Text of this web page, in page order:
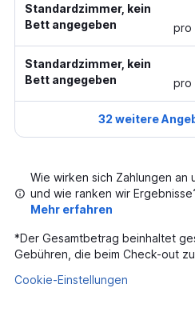
Standardzimmer, kein
Bett angegeben
pro
Standardzimmer, kein
Bett angegeben
pro
32 weitere
Wie wirken sich Zahlungen an
und wie ranken wir
Mehr erfahren
*Der Gesamtbetrag beinhaltet
Gebühren, die beim Check-out
Cookie-Einstellungen